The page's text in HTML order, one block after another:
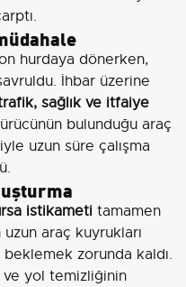
hurdaya dönerken,
İhbar üzerine
sağlık ve itfaiye
bulunduğu araç
uzun süre çalışma
istikametitamamen
araç kuyrukları
zorunda kaldı.
ve yol temizliğinin